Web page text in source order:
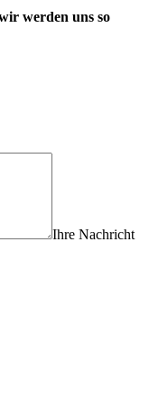
werden uns so
Ihre Nachricht